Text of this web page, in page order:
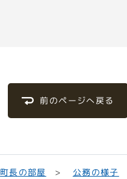
前のページへ戻る
町長の部屋 公務の様子